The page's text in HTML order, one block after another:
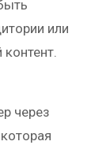
или
через